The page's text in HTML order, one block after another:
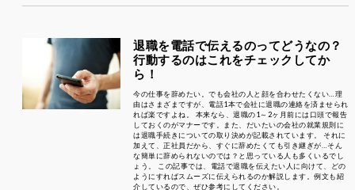
退職を電話で伝えるのってどうなの？
行動するのはこれをチェックしてか
ら！
今の仕事を辞めたい。でも会社の人と顔を合わせたくない…理
由はさまざまですが、電話1本で会社に退職の連絡を済ませられ
れば楽ですよね。 本来なら、退職の1～2ヶ月前には口頭で報告
しておくのがマナーです。また、だいたいの会社の就業規則に
は退職手続きについての取り決めが記載されています。 それに
加えて、正社員だから、すぐに辞めたくても引き継ぎが…そん
な簡単に辞められないのでは？と思っている人も多くいるでし
ょう。 この記事では、電話で退職を伝えたい人に向けて、どの
ようにすればスムーズに伝えられるのか解説します。例文も紹
介しているので、ぜひ参考にしてください。